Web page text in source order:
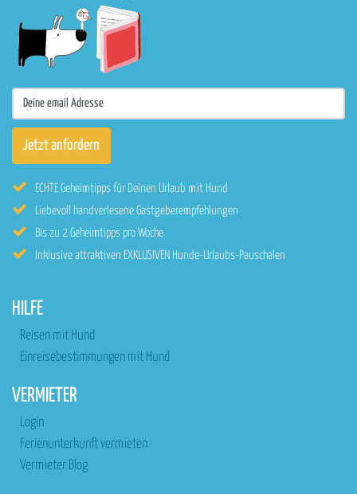
ECHTE Geheimtipps für Deinen Urlaub mit Hund
Liebevoll handverlesene Gastgeberempfehlungen
Bis zu 2 Geheimtipps pro Woche
Inklusive attraktiven EXKLUSIVEN Hunde-Urlaubs-Pauschalen
HILFE
Reisen mit Hund
Einreisebestimmungen mit Hund
VERMIETER
Login
Ferienunterkunft vermieten
Vermieter Blog